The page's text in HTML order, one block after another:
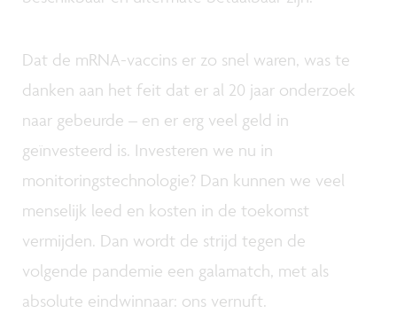
Dat de mRNA-vaccins er zo snel waren, was te
danken aan het feit dat er al 20 jaar onderzoek
naar gebeurde – en er erg veel geld in
geïnvesteerd is. Investeren we nu in
monitoringstechnologie? Dan kunnen we veel
menselijk leed en kosten in de toekomst
vermijden. Dan wordt de strijd tegen de
volgende pandemie een galamatch, met als
absolute eindwinnaar: ons vernuft.